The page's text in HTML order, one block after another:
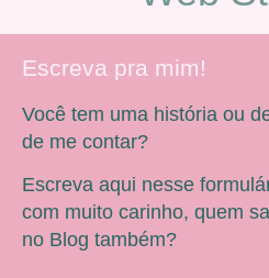
Escreva pra mim!
Você tem uma história ou
de me contar?
Escreva aqui nesse
com muito carinho, quem
no Blog também?